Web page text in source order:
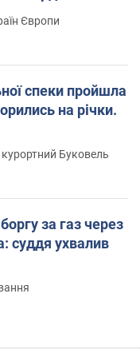
Європи
спеки пройшла
на річки.
Буковель
за газ через
суддя ухвалив